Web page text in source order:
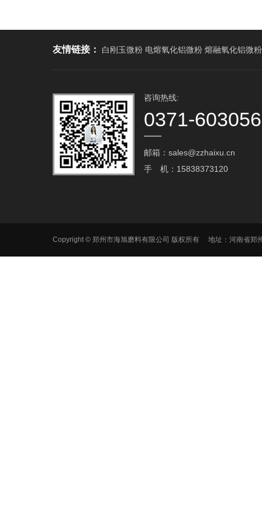
友情链接： 白刚玉微粉 电熔氧化铝微粉 熔融氧化铝微粉
咨询热线:
0371-
邮箱：sales@zzhaixu.cn
手 机：15838373120
Copyright © 郑州市海旭磨料有限公司 版权所有 地址：河南省